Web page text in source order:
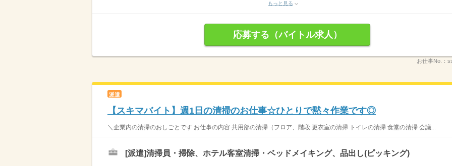
もっと見る
応募する（バイトル求人）
お仕事No.：
派遣
【スキマバイト】週1日の清掃のお仕事☆ひとりで黙々作業です◎
＼企業内の清掃のおしごとです お仕事の内容 共用部の清掃（フロア、階段 更衣室の清掃 トイレの清掃 食堂の清掃 会議...
[派遣]清掃員・掃除、ホテル客室清掃・ベッドメイキング、品出し(ピッキング)